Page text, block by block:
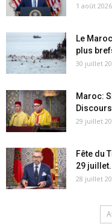
1 août
Le
plus
30 juillet
Maroc:
29 juillet
Fête du
29
28 juillet